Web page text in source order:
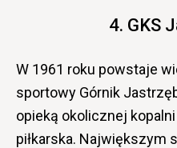
4. GKS
W 1961 roku powstaje
sportowy Górnik
opieką okolicznej
piłkarska. Największym